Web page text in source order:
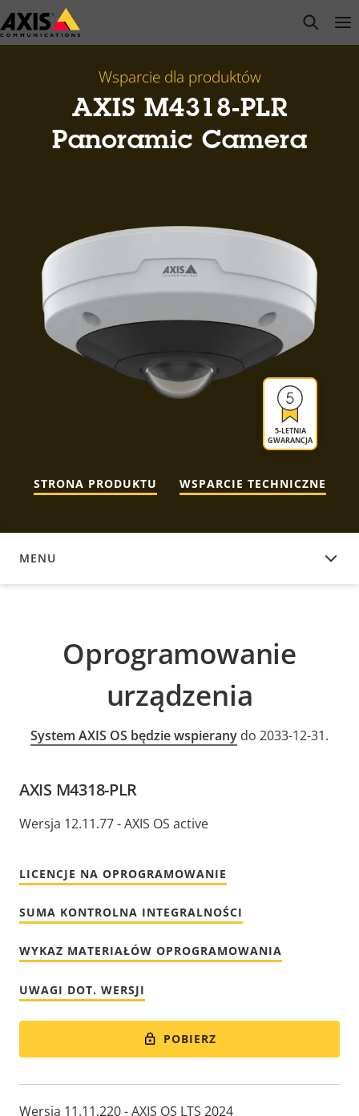
Przejdź
do
open
Wsparcie dla produktów
AXIS M4318-PLR
Panoramic Camera
5-LETNIA
GWARANCJA
STRONA PRODUKTU WSPARCIE TECHNICZNE
MENU
OPROGRAMOWANIE URZĄDZENIA
Oprogramowanie
urządzenia
System AXIS OS będzie wspierany do 2033-12-31.
AXIS M4318-PLR
Wersja 12.11.77 - AXIS OS active
LICENCJE NA OPROGRAMOWANIE
SUMA KONTROLNA INTEGRALNOŚCI
WYKAZ MATERIAŁÓW OPROGRAMOWANIA
UWAGI DOT. WERSJI
POBIERZ
Wersja 11.11.220 - AXIS OS LTS 2024